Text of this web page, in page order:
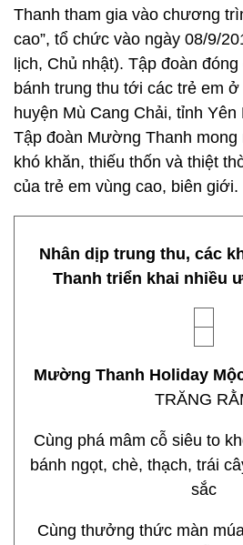
Thanh tham gia vào chương
cao”, tổ chức vào ngày 08/9/
lịch, Chủ nhật). Tập đoàn
bánh trung thu tới các trẻ em
huyện Mù Cang Chải, tỉnh
Tập đoàn Mường Thanh
khó khăn, thiếu thốn và thiệt
của trẻ em vùng cao, biên giới.
Nhân dịp trung thu, các
Thanh triển khai nhiều
Mường Thanh Holiday
TRĂNG
Cùng phá mâm cỗ siêu to
bánh ngọt, chè, thạch, trái
sắc
Cùng thưởng thức màn